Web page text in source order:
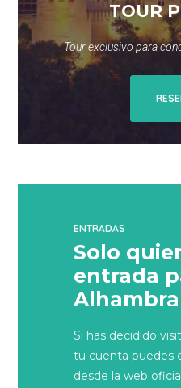
TOUR
Tour exclusivo para
ENTRADAS
Solo
entrada
Alhambra
Si has decidido
tu cuenta puedes
desde la web